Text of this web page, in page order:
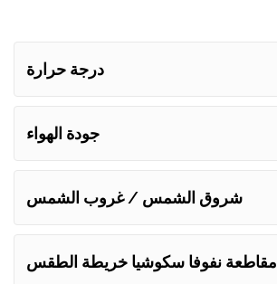
درجة حرارة
جودة الهواء
شروق الشمس / غروب الشمس
مقاطعة نفوفا سكوشيا خريطة الطقس